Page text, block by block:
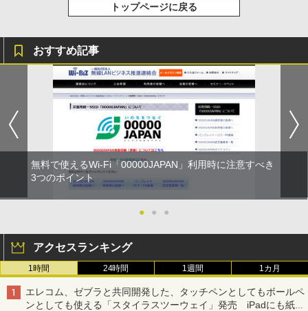
トップページに戻る
おすすめ記事
無料で使えるWi-Fi「00000JAPAN」利用時に注意すべき
3つのポイント
● ● ●
アクセスランキング
1時間 24時間 1週間 1カ月
エレコム、ゼブラと共同開発した、タッチペンとしてもボールペ
ンとしても使える「スタイラスツーウェイ」発売 iPadにも紙に